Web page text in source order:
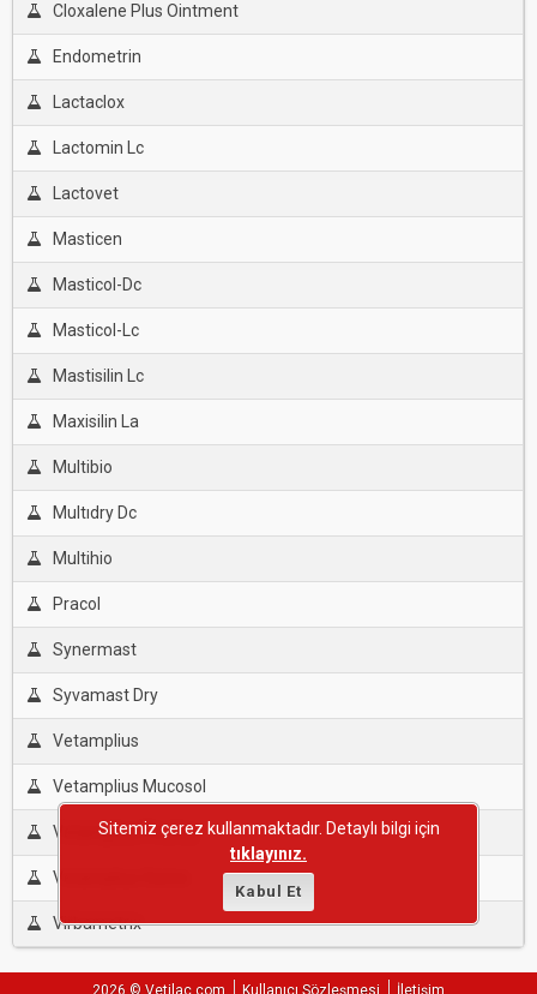
Cloxalene Plus Ointment
Endometrin
Lactaclox
Lactomin Lc
Lactovet
Masticen
Masticol-Dc
Masticol-Lc
Mastisilin Lc
Maxisilin La
Multibio
Multıdry Dc
Multihio
Pracol
Synermast
Syvamast Dry
Vetamplius
Vetamplius Mucosol
Vetamplius Poultry
Vetamplius Swine
Virbametrıx
2026 © Vetilac.com Kullanıcı Sözleşmesi İletişim
Sitemiz çerez kullanmaktadır. Detaylı bilgi için
tıklayınız.
Kabul Et